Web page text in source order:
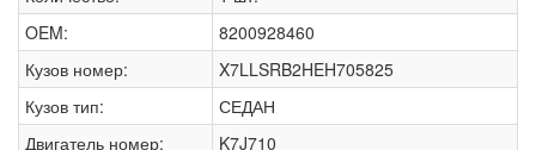
OEM:
8200928460
Кузов номер:
X7LLSRB2HEH705825
Кузов тип:
СЕДАН
Двигатель номер:
K7J710